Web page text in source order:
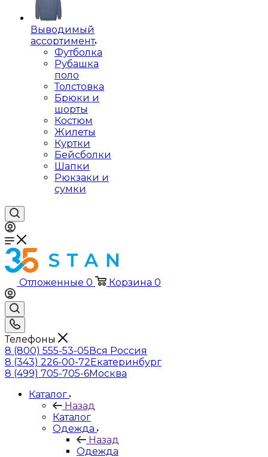
Выводимый
ассортимент
Футболка
Рубашка
поло
Толстовка
Брюки и
шорты
Костюм
Жилеты
Куртки
Бейсболки
Шапки
Рюкзаки и
сумки
Отложенные 0 Корзина 0
Телефоны
8 (800) 555-53-05Вся Россия
8 (343) 226-00-72Екатеринбург
8 (499) 705-705-6Москва
Каталог
Назад
Каталог
Одежда
Назад
Одежда